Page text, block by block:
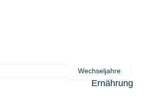
Wechseljahre
Ernährung